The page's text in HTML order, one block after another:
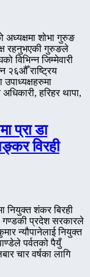
अध्यक्षमा शोभा गुरुङ
रहनुभएकी गुरुङले
विभिन्न जिम्मेवारी
२६औँ राष्ट्रिय
उपाध्यक्षहरुमा
हरिहर थापा,
प्रा डा
विरही
नियुक्त शंकर बिरही
प्रदेश सरकारले
न्यौपानेलाई नियुक्त
पर्वतको पैयुँ
चार वर्षका लागि